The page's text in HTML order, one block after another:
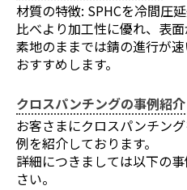
材質の特徴: SPHCを冷間圧
比べより加工性に優れ、表面
素地のままでは錆の進行が
おすすめします。
クロスパンチングの事例紹介
お客さまにクロスパンチン
例を紹介しております。
詳細につきましては以下の
さい。